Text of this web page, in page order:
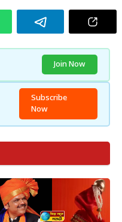
Join Now
Subscribe
Now